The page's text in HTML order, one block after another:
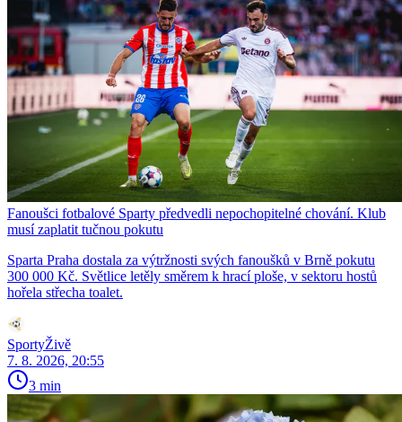
Fanoušci fotbalové Sparty předvedli nepochopitelné chování. Klub
musí zaplatit tučnou pokutu
Sparta Praha dostala za výtržnosti svých fanoušků v Brně pokutu
300 000 Kč. Světlice letěly směrem k hrací ploše, v sektoru hostů
hořela střecha toalet.
SportyŽivě
7. 8. 2026, 20:55
3 min